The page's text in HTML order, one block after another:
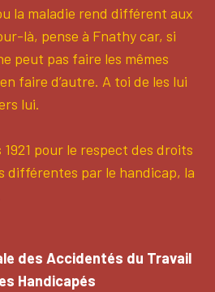
la maladie rend différent aux
là, pense à Fnathy car, si
peut pas faire les mêmes
faire d’autre. A toi de les lui
lui.
pour le respect des droits
différentes par le handicap, la
des Accidentés du Travail
Handicapés